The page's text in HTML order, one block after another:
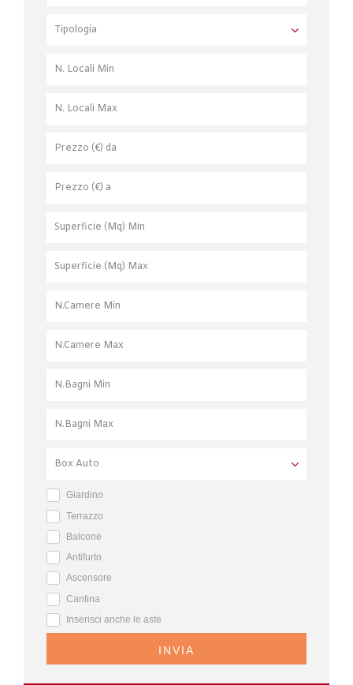
Giardino
Terrazzo
Balcone
Antifurto
Ascensore
Cantina
Inserisci anche le aste
INVIA